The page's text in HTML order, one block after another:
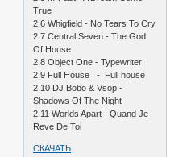
True
2.6 Whigfield - No Tears To Cry
2.7 Central Seven - The God
Of House
2.8 Object One - Typewriter
2.9 Full House ! - Full house
2.10 DJ Bobo & Vsop -
Shadows Of The Night
2.11 Worlds Apart - Quand Je
Reve De Toi
СКАЧАТЬ